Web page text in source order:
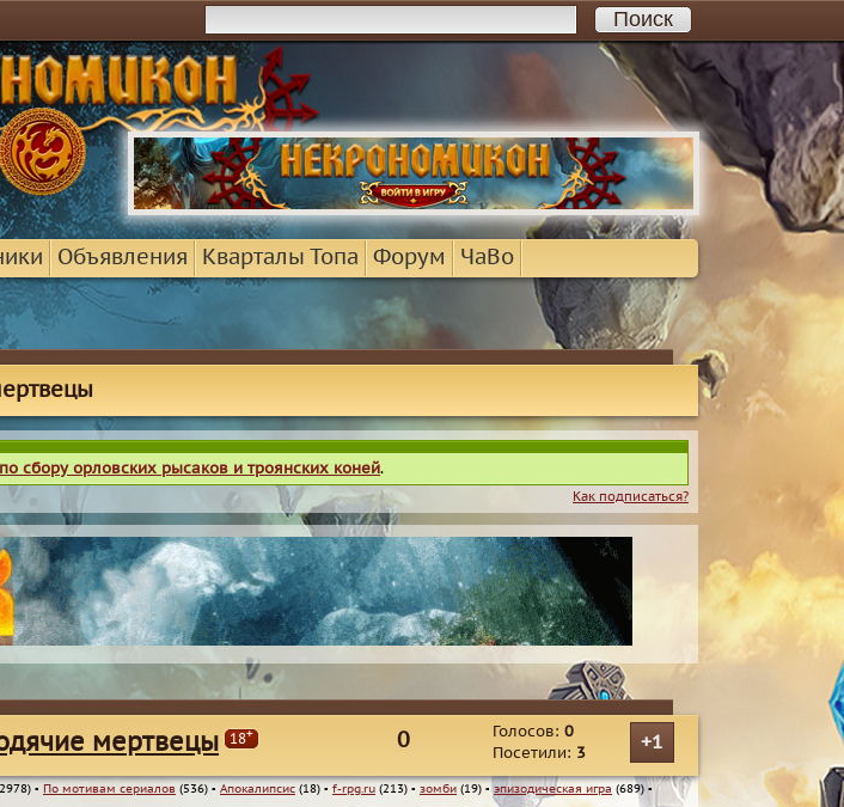
Объявления Кварталы Топа Форум ЧаВо
по сбору орловских рысаков и троянских коней.
Как подписаться?
мертвецы 18+ +1
Голосов: 0
Посетили: 3
0
▪ По мотивам сериалов (536) ▪ Апокалипсис (18) ▪ f-rpg.ru (213) ▪ зомби (19) ▪ эпизодическая игра (689) ▪